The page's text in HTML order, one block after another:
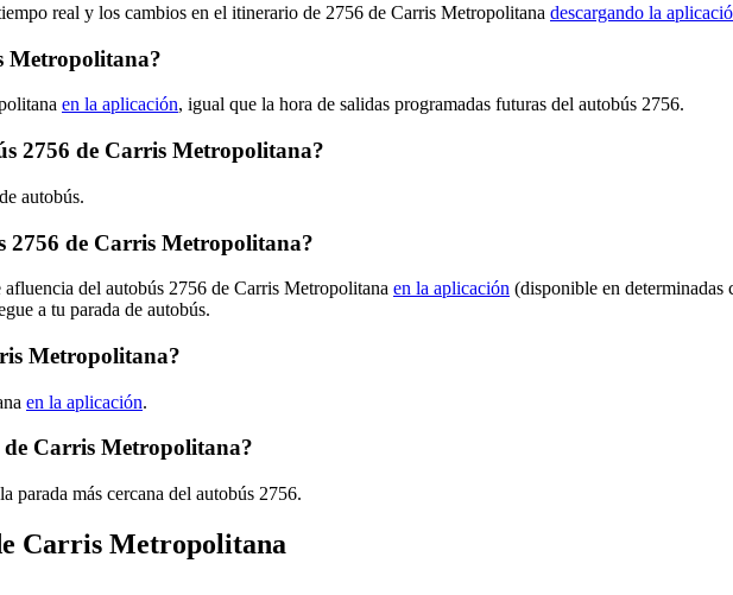
real y los cambios en el itinerario de 2756 de Carris Metropolitana descargando la
Metropolitana?
en la aplicación, igual que la hora de salidas programadas futuras del autobús 2756.
2756 de Carris Metropolitana?
autobús.
2756 de Carris Metropolitana?
del autobús 2756 de Carris Metropolitana en la aplicación (disponible en determinadas
a tu parada de autobús.
Metropolitana?
en la aplicación.
de Carris Metropolitana?
parada más cercana del autobús 2756.
Carris Metropolitana